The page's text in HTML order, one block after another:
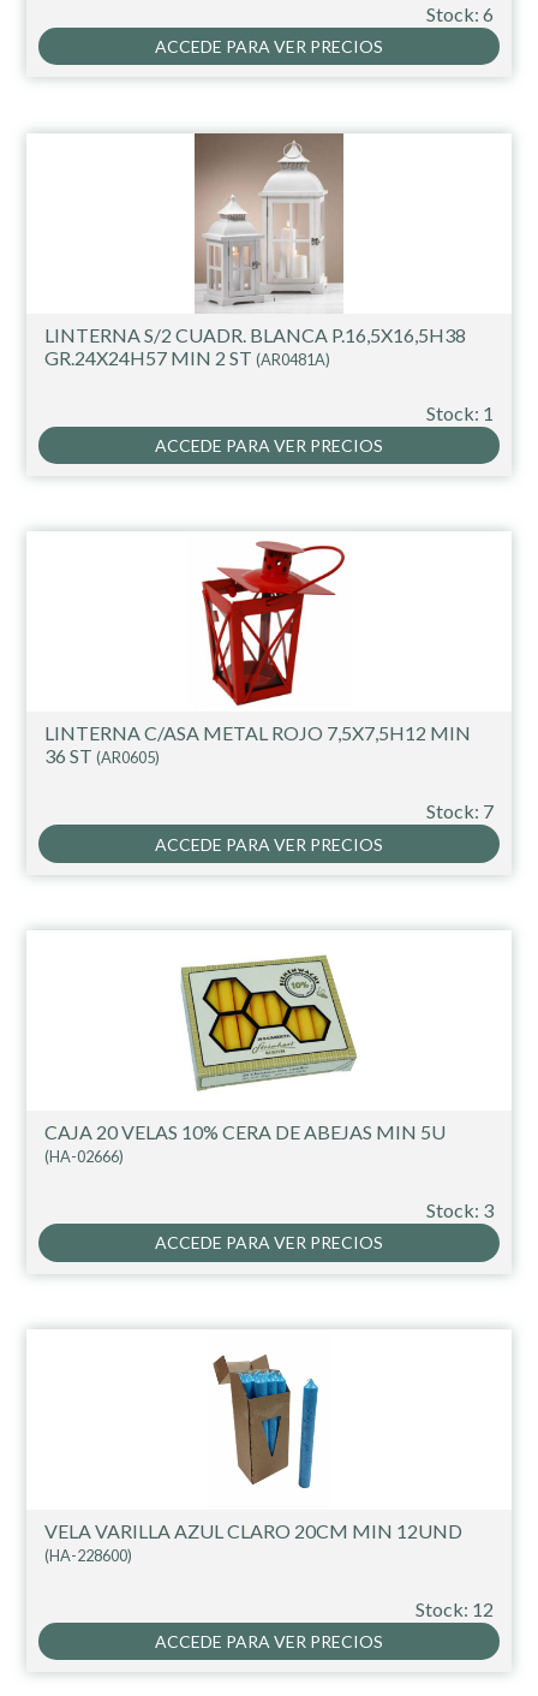
Stock: 6
ACCEDE PARA VER PRECIOS
LINTERNA S/2 CUADR. BLANCA P.16,5X16,5H38
GR.24X24H57 MIN 2 ST(AR0481A)
Stock: 1
ACCEDE PARA VER PRECIOS
LINTERNA C/ASA METAL ROJO 7,5X7,5H12 MIN
36 ST(AR0605)
Stock: 7
ACCEDE PARA VER PRECIOS
CAJA 20 VELAS 10% CERA DE ABEJAS MIN 5U
(HA-02666)
Stock: 3
ACCEDE PARA VER PRECIOS
VELA VARILLA AZUL CLARO 20CM MIN 12UND
(HA-228600)
Stock: 12
ACCEDE PARA VER PRECIOS